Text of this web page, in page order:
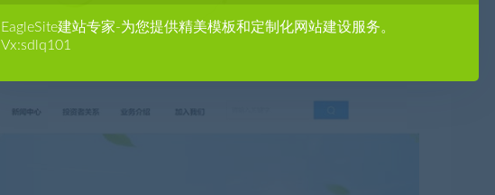
EagleSite建站专家-为您提供精美模板和定制化网站建设服务。
Vx:sdlq101